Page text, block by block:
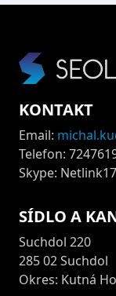
KONTAKT
Email:
Telefon:
Skype: Netlink17
SÍDLO A
Suchdol 220
285 02 Suchdol
Okres: Kutná